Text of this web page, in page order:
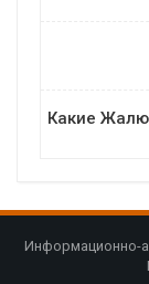
Какие
Информационно-